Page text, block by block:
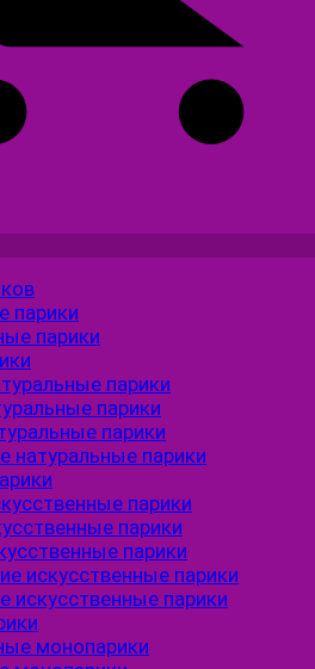
парики
парики
парики
парики
парики
натуральные парики
парики
парики
парики
искусственные парики
искусственные парики
монопарики